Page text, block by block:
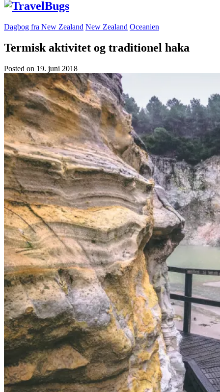
Dagbog fra New Zealand New Zealand Oceanien
Termisk aktivitet og traditionel haka
Posted on 19. juni 2018